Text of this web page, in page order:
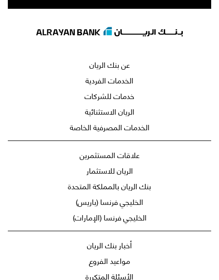
أخبار بنك الريان
مواعيد الفروع
الأسئلة المتكررة
علاقات المستثمرين
الريان للاستثمار
بنك الريان بالمملكة المتحدة
الخليجي فرنسا (باريس)
الخليجي فرنسا (الإمارات)
عن بنك الريان
الخدمات الفردية
خدمات للشركات
الريان الاستثنائية
الخدمات المصرفية الخاصة